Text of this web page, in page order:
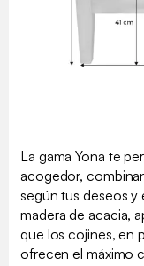
La gama Yona te
acogedor,
según tus deseos y
madera de acacia,
que los cojines, en
ofrecen el máximo